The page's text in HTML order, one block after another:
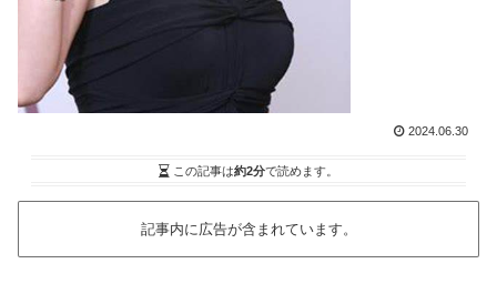
2024.06.30
この記事は約2分で読めます。
記事内に広告が含まれています。